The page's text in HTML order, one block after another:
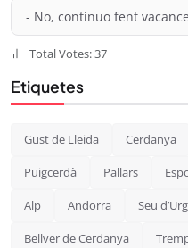
- No, continuo fent
Total Votes: 37
Etiquetes
Gust de Lleida Cerdanya
Puigcerdà Pallars
Alp Andorra Seu
Bellver de Cerdanya